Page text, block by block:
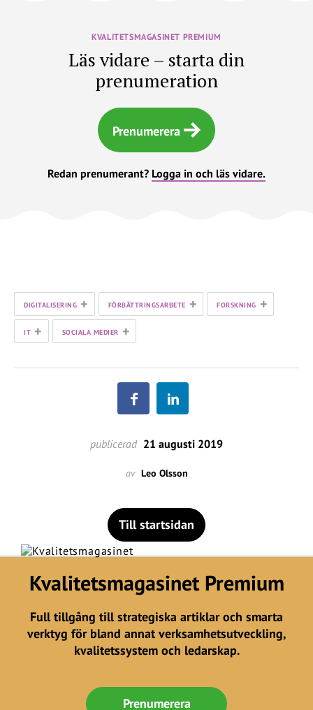
KVALITETSMAGASINET PREMIUM
Läs vidare – starta din
prenumeration
Prenumerera
Redan prenumerant? Logga in och läs vidare.
DIGITALISERING + FÖRBÄTTRINGSARBETE + FORSKNING +
IT + SOCIALA MEDIER +
publicerad 21 augusti 2019
av Leo Olsson
Till startsidan
Kvalitetsmagasinet Premium
Full tillgång till strategiska artiklar och smarta
verktyg för bland annat verksamhetsutveckling,
kvalitetssystem och ledarskap.
Prenumerera